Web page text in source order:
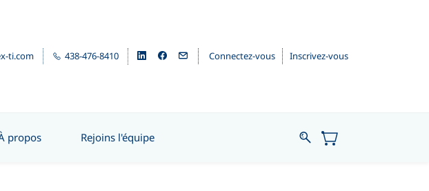
ti.com 438-476-8410 Connectez-vous Inscrivez-vous
propos Rejoins l'équipe